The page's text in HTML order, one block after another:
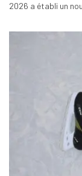
2026 a établi un